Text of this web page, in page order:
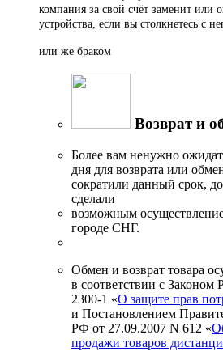
компания за свой счёт заменит или
устройства, если вы столкнетесь с
или же браком
Возврат и
Более вам ненужно
дня для возврата или
сократили данный срок,
сделали
возможным
городе СНГ.
Обмен и возврат товара
в соответствии с Законом
2300-1 «О защите прав
и Постановлением
РФ от 27.09.2007 N 612 «
продажи товаров